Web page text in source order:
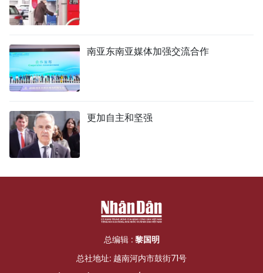
南亚东南亚媒体加强交流合作
更加自主和坚强
总编辑 : 黎国明
总社地址: 越南河内市鼓街71号